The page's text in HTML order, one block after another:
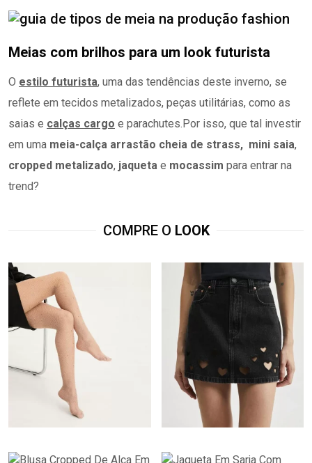
Meias com brilhos para um look futurista
O estilo futurista, uma das tendências deste inverno, se
reflete em tecidos metalizados, peças utilitárias, como as
saias e calças cargo e parachutes.Por isso, que tal investir
em uma meia-calça arrastão cheia de strass, mini saia,
cropped metalizado, jaqueta e mocassim para entrar na
trend?
COMPRE O LOOK